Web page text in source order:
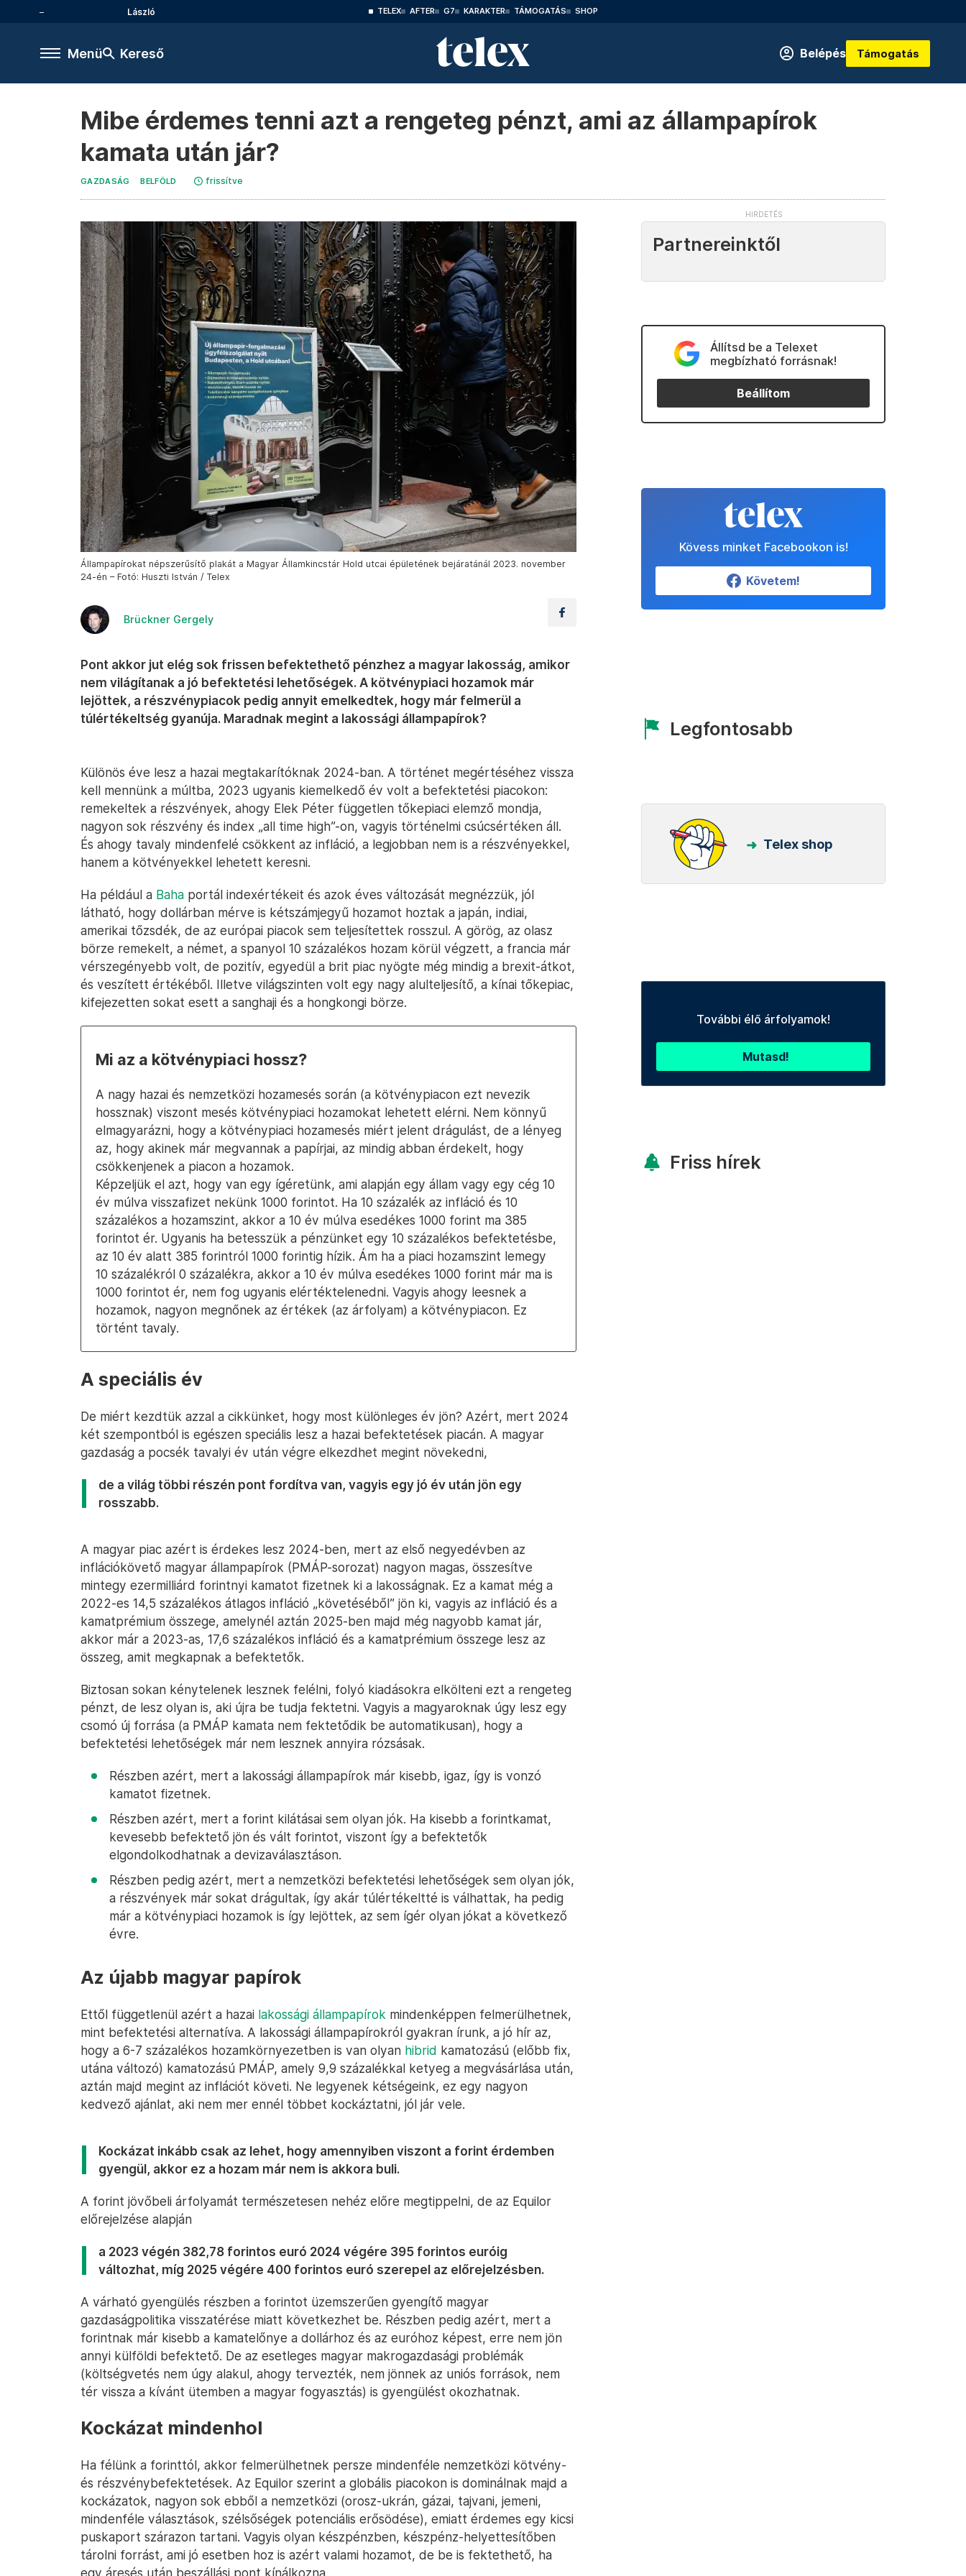
László TELEX AFTER G7 KARAKTER TÁMOGATÁS SHOP
Menü Kereső Belépés Támogatás
Mibe érdemes tenni azt a rengeteg pénzt, ami az állampapírok
kamata után jár?
GAZDASÁG BELFÖLD frissítve
Állampapírokat népszerűsítő plakát a Magyar Államkincstár Hold utcai épületének bejáratánál 2023. november
24-én – Fotó: Huszti István / Telex
Brückner Gergely
Pont akkor jut elég sok frissen befektethető pénzhez a magyar lakosság, amikor
nem világítanak a jó befektetési lehetőségek. A kötvénypiaci hozamok már
lejöttek, a részvénypiacok pedig annyit emelkedtek, hogy már felmerül a
túlértékeltség gyanúja. Maradnak megint a lakossági állampapírok?
Különös éve lesz a hazai megtakarítóknak 2024-ban. A történet megértéséhez vissza
kell mennünk a múltba, 2023 ugyanis kiemelkedő év volt a befektetési piacokon:
remekeltek a részvények, ahogy Elek Péter független tőkepiaci elemző mondja,
nagyon sok részvény és index „all time high”-on, vagyis történelmi csúcsértéken áll.
És ahogy tavaly mindenfelé csökkent az infláció, a legjobban nem is a részvényekkel,
hanem a kötvényekkel lehetett keresni.
Ha például a Baha portál indexértékeit és azok éves változását megnézzük, jól
látható, hogy dollárban mérve is kétszámjegyű hozamot hoztak a japán, indiai,
amerikai tőzsdék, de az európai piacok sem teljesítettek rosszul. A görög, az olasz
börze remekelt, a német, a spanyol 10 százalékos hozam körül végzett, a francia már
vérszegényebb volt, de pozitív, egyedül a brit piac nyögte még mindig a brexit-átkot,
és veszített értékéből. Illetve világszinten volt egy nagy alulteljesítő, a kínai tőkepiac,
kifejezetten sokat esett a sanghaji és a hongkongi börze.
Mi az a kötvénypiaci hossz?
A nagy hazai és nemzetközi hozamesés során (a kötvénypiacon ezt nevezik
hossznak) viszont mesés kötvénypiaci hozamokat lehetett elérni. Nem könnyű
elmagyarázni, hogy a kötvénypiaci hozamesés miért jelent drágulást, de a lényeg
az, hogy akinek már megvannak a papírjai, az mindig abban érdekelt, hogy
csökkenjenek a piacon a hozamok.
Képzeljük el azt, hogy van egy ígéretünk, ami alapján egy állam vagy egy cég 10
év múlva visszafizet nekünk 1000 forintot. Ha 10 százalék az infláció és 10
százalékos a hozamszint, akkor a 10 év múlva esedékes 1000 forint ma 385
forintot ér. Ugyanis ha betesszük a pénzünket egy 10 százalékos befektetésbe,
az 10 év alatt 385 forintról 1000 forintig hízik. Ám ha a piaci hozamszint lemegy
10 százalékról 0 százalékra, akkor a 10 év múlva esedékes 1000 forint már ma is
1000 forintot ér, nem fog ugyanis elértéktelenedni. Vagyis ahogy leesnek a
hozamok, nagyon megnőnek az értékek (az árfolyam) a kötvénypiacon. Ez
történt tavaly.
A speciális év
De miért kezdtük azzal a cikkünket, hogy most különleges év jön? Azért, mert 2024
két szempontból is egészen speciális lesz a hazai befektetések piacán. A magyar
gazdaság a pocsék tavalyi év után végre elkezdhet megint növekedni,
de a világ többi részén pont fordítva van, vagyis egy jó év után jön egy
rosszabb.
A magyar piac azért is érdekes lesz 2024-ben, mert az első negyedévben az
inflációkövető magyar állampapírok (PMÁP-sorozat) nagyon magas, összesítve
mintegy ezermilliárd forintnyi kamatot fizetnek ki a lakosságnak. Ez a kamat még a
2022-es 14,5 százalékos átlagos infláció „követéséből” jön ki, vagyis az infláció és a
kamatprémium összege, amelynél aztán 2025-ben majd még nagyobb kamat jár,
akkor már a 2023-as, 17,6 százalékos infláció és a kamatprémium összege lesz az
összeg, amit megkapnak a befektetők.
Biztosan sokan kénytelenek lesznek felélni, folyó kiadásokra elkölteni ezt a rengeteg
pénzt, de lesz olyan is, aki újra be tudja fektetni. Vagyis a magyaroknak úgy lesz egy
csomó új forrása (a PMÁP kamata nem fektetődik be automatikusan), hogy a
befektetési lehetőségek már nem lesznek annyira rózsásak.
Részben azért, mert a lakossági állampapírok már kisebb, igaz, így is vonzó
kamatot fizetnek.
Részben azért, mert a forint kilátásai sem olyan jók. Ha kisebb a forintkamat,
kevesebb befektető jön és vált forintot, viszont így a befektetők
elgondolkodhatnak a devizaválasztáson.
Részben pedig azért, mert a nemzetközi befektetési lehetőségek sem olyan jók,
a részvények már sokat drágultak, így akár túlértékeltté is válhattak, ha pedig
már a kötvénypiaci hozamok is így lejöttek, az sem ígér olyan jókat a következő
évre.
Az újabb magyar papírok
Ettől függetlenül azért a hazai lakossági állampapírok mindenképpen felmerülhetnek,
mint befektetési alternatíva. A lakossági állampapírokról gyakran írunk, a jó hír az,
hogy a 6-7 százalékos hozamkörnyezetben is van olyan hibrid kamatozású (előbb fix,
utána változó) kamatozású PMÁP, amely 9,9 százalékkal ketyeg a megvásárlása után,
aztán majd megint az inflációt követi. Ne legyenek kétségeink, ez egy nagyon
kedvező ajánlat, aki nem mer ennél többet kockáztatni, jól jár vele.
Kockázat inkább csak az lehet, hogy amennyiben viszont a forint érdemben
gyengül, akkor ez a hozam már nem is akkora buli.
A forint jövőbeli árfolyamát természetesen nehéz előre megtippelni, de az Equilor
előrejelzése alapján
a 2023 végén 382,78 forintos euró 2024 végére 395 forintos euróig
változhat, míg 2025 végére 400 forintos euró szerepel az előrejelzésben.
A várható gyengülés részben a forintot üzemszerűen gyengítő magyar
gazdaságpolitika visszatérése miatt következhet be. Részben pedig azért, mert a
forintnak már kisebb a kamatelőnye a dollárhoz és az euróhoz képest, erre nem jön
annyi külföldi befektető. De az esetleges magyar makrogazdasági problémák
(költségvetés nem úgy alakul, ahogy tervezték, nem jönnek az uniós források, nem
tér vissza a kívánt ütemben a magyar fogyasztás) is gyengülést okozhatnak.
Kockázat mindenhol
Ha félünk a forinttól, akkor felmerülhetnek persze mindenféle nemzetközi kötvény-
és részvénybefektetések. Az Equilor szerint a globális piacokon is dominálnak majd a
kockázatok, nagyon sok ebből a nemzetközi (orosz-ukrán, gázai, tajvani, jemeni,
mindenféle választások, szélsőségek potenciális erősödése), emiatt érdemes egy kicsi
puskaport szárazon tartani. Vagyis olyan készpénzben, készpénz-helyettesítőben
tárolni forrást, ami jó esetben hoz is azért valami hozamot, de be is fektethető, ha
egy áresés után beszállási pont kínálkozna.
Partnereinktől
Állítsd be a Telexet
megbízható forrásnak!
Beállítom
Kövess minket Facebookon is!
Követem!
Legfontosabb
Telex shop
További élő árfolyamok!
Mutasd!
Friss hírek